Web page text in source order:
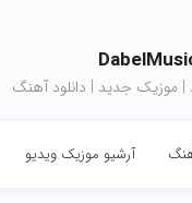
| موزیک جدید | دانلود آهنگ
آرشیو موزیک ویدیو